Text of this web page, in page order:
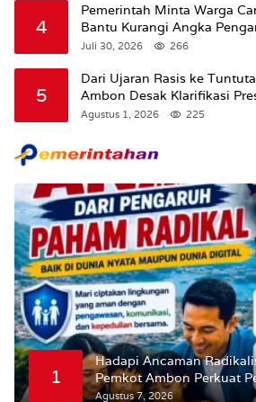
4
Pemerintah Minta Warga
Bantu Kurangi Angka
Juli 30, 2026 266
5
Dari Ujaran Rasis ke
Ambon Desak Klarifikasi
Tunda Pengibaran Bendera
Agustus 1, 2026 225
1
Hadapi Ancaman
Pemkot Ambon Perkuat
Agustus 7, 2026